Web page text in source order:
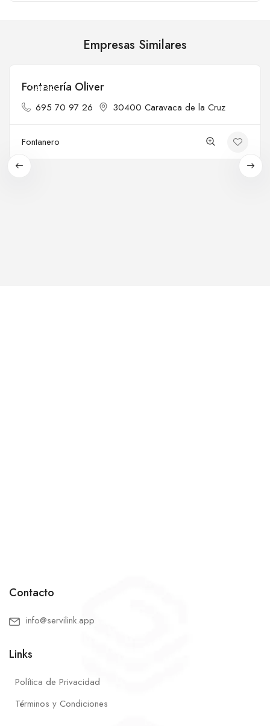
Empresas Similares
Cerrado
Fontanería Oliver
695 70 97 26 30400 Caravaca de la Cruz
Fontanero
Contacto
info@servilink.app
Links
Política de Privacidad
Términos y Condiciones